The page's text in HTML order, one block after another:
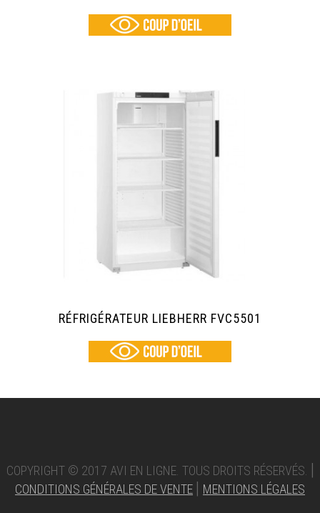
RÉFRIGÉRATEUR LIEBHERR FVC5501
COPYRIGHT © 2017 AVI EN LIGNE. TOUS DROITS RÉSERVÉS. |
CONDITIONS GÉNÉRALES DE VENTE | MENTIONS LÉGALES